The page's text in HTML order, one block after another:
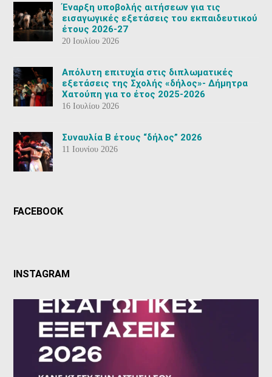
Έναρξη υποβολής αιτήσεων για τις
εισαγωγικές εξετάσεις του εκπαιδευτικού
έτους 2026-27
20 Ιουλίου 2026
Aπόλυτη επιτυχία στις διπλωματικές
εξετάσεις της Σχολής «δήλος»- Δήμητρα
Χατούπη για το έτος 2025-2026
16 Ιουλίου 2026
Συναυλία Β έτους “δήλος” 2026
11 Ιουνίου 2026
FACEBOOK
INSTAGRAM